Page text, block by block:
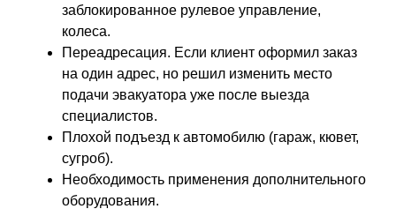
заблокированное рулевое управление,
колеса.
Переадресация. Если клиент оформил заказ
на один адрес, но решил изменить место
подачи эвакуатора уже после выезда
специалистов.
Плохой подъезд к автомобилю (гараж, кювет,
сугроб).
Необходимость применения дополнительного
оборудования.